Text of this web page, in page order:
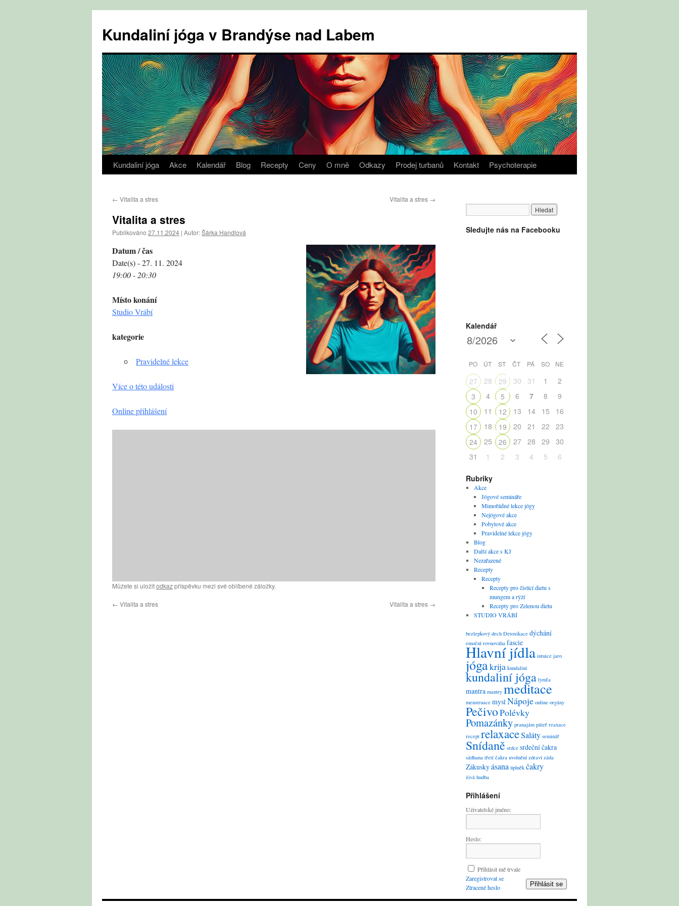
obsahu
webu
Kundaliní jóga v Brandýse nad Labem
Kundaliní jóga Akce Kalendář Blog Recepty Ceny O mně Odkazy Prodej turbanů Kontakt Psychoterapie
← Vitalita a stres Vitalita a stres →
Vitalita a stres
Publikováno 27.11.2024 | Autor:Šárka Handlová
Datum / čas
Date(s) - 27. 11. 2024
19:00 - 20:30
Místo konání
Studio Vrábí
kategorie
Pravidelné lekce
Více o této události
Online přihlášení
Můžete si uložitodkazpříspěvku mezi své oblíbené záložky.
← Vitalita a stres Vitalita a stres →
Sledujte nás na Facebooku
Kalendář
PO ÚT ST ČT PÁ SO NE
27 28 29 30 31 1
2
3
4 5 6 7 8
9
10
11 12 13 14 15
16
17
18 19 20 21 22
23
24
25 26 27 28 29
30
31
1 2 3 4 5 6
Rubriky
Akce
Jógové semináře
Mimořádné lekce jógy
Nejógové akce
Pobytové akce
Pravidelné lekce jógy
Blog
Další akce s KJ
Nezařazené
Recepty
Recepty
Recepty pro čistící dietu s
mungem a rýží
Recepty pro Zelenou dietu
STUDIO VRÁBÍ
bezlepkový dech Detoxikace dýchání
emoční rovnováha fascie
Hlavní jídla intuice jaro
jógakrija kundaliní
kundaliní jóga lymfa
mantra mantry meditace
menstruace myslNápoje online orgány
PečivoPolévky
Pomazánky pranajám páteř reaxace
recept relaxaceSaláty seminář
Snídaně srdce srdeční čakra
sádhana třetí čakra uvolnění zdraví záda
Zákuskyásana úplněk čakry
živá hudba
Přihlášení
Uživatelské jméno:
Heslo:
Přihlásit mě trvale
Přihlásit se
Zaregistrovat se
Ztracené heslo